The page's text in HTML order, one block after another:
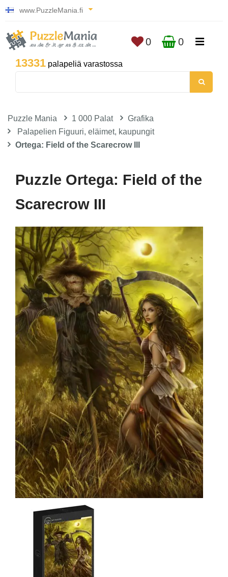
www.PuzzleMania.fi
13331 palapeliä varastossa
0 0
Puzzle Mania 1 000 Palat
Grafika
Palapelien Figuuri, eläimet, kaupungit
Ortega: Field of the Scarecrow III
Puzzle Ortega: Field of the
Scarecrow III